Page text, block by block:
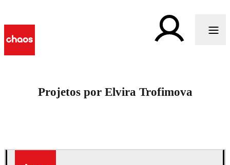
Projetos por Elvira Trofimova